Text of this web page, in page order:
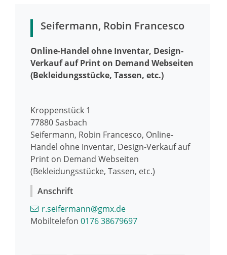
Seifermann, Robin Francesco
Online-Handel ohne Inventar, Design-
Verkauf auf Print on Demand Webseiten
(Bekleidungsstücke, Tassen, etc.)
Seifermann, Robin Francesco, Online-
Handel ohne Inventar, Design-Verkauf auf
Print on Demand Webseiten
(Bekleidungsstücke, Tassen, etc.)
Kroppenstück 1
77880Sasbach
Anschrift
r.seifermann@gmx.de
Mobiltelefon 0176 38679697